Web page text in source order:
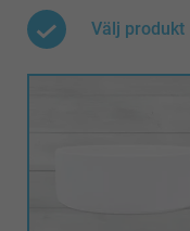
Välj produkt